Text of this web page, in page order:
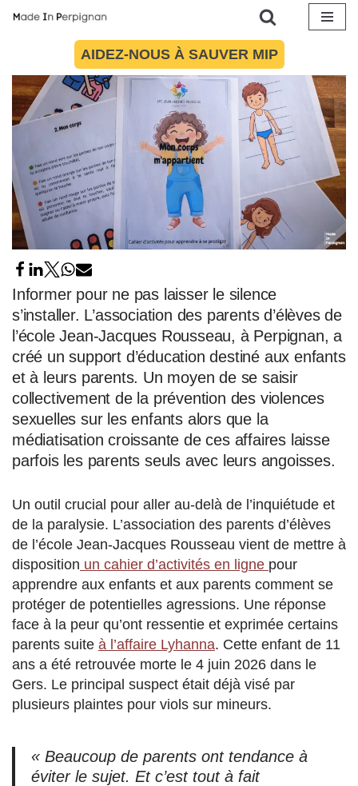
contenu
AIDEZ-NOUS À SAUVER MIP
Informer pour ne pas laisser le silence
s’installer. L’association des parents d’élèves de
l’école Jean-Jacques Rousseau, à Perpignan, a
créé un support d’éducation destiné aux enfants
et à leurs parents. Un moyen de se saisir
collectivement de la prévention des violences
sexuelles sur les enfants alors que la
médiatisation croissante de ces affaires laisse
parfois les parents seuls avec leurs angoisses.
Un outil crucial pour aller au-delà de l’inquiétude et
de la paralysie. L’association des parents d’élèves
de l’école Jean-Jacques Rousseau vient de mettre à
disposition un cahier d’activités en ligne pour
apprendre aux enfants et aux parents comment se
protéger de potentielles agressions. Une réponse
face à la peur qu’ont ressentie et exprimée certains
parents suite à l’affaire Lyhanna. Cette enfant de 11
ans a été retrouvée morte le 4 juin 2026 dans le
Gers. Le principal suspect était déjà visé par
plusieurs plaintes pour viols sur mineurs.
« Beaucoup de parents ont tendance à
éviter le sujet. Et c’est tout à fait